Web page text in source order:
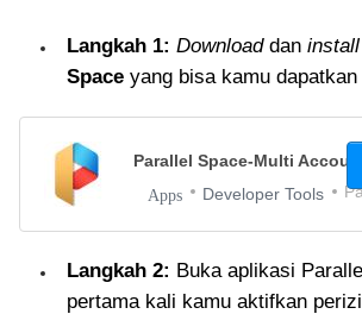
Langkah 1: Downloaddan install
Space yang bisa kamu
Parallel Space-Multi
Apps Developer Tools
Langkah 2: Buka aplikasi
pertama kali kamu aktifkan